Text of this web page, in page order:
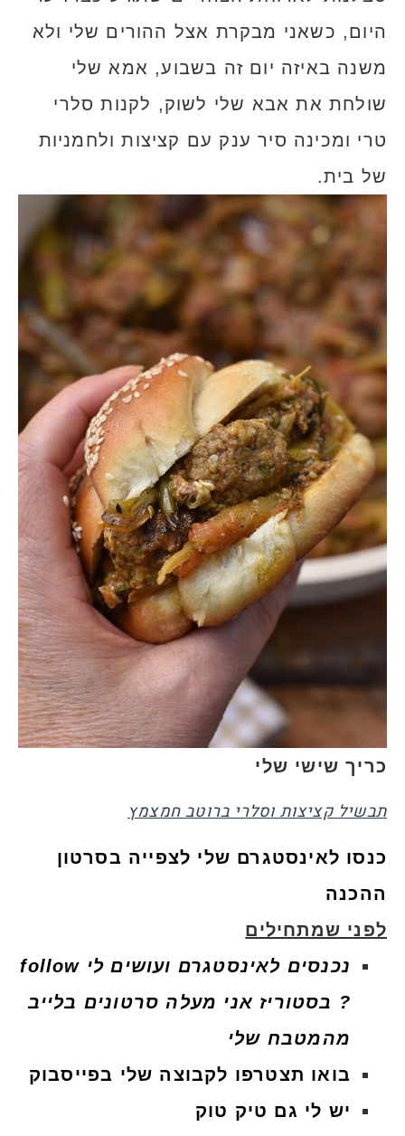
היום, כשאני מבקרת אצל ההורים שלי ולא
משנה באיזה יום זה בשבוע, אמא שלי
שולחת את אבא שלי לשוק, לקנות סלרי
טרי ומכינה סיר ענק עם קציצות ולחמניות
של בית.
כריך שישי שלי
תבשיל קציצות וסלרי ברוטב חמצמץ
כנסו לאינסטגרם שלי לצפייה בסרטון
ההכנה
לפני שמתחילים
נכנסים לאינסטגרם ועושים לי follow
? בסטוריז אני מעלה סרטונים בלייב
מהמטבח שלי
בואו תצטרפו לקבוצה שלי בפייסבוק
יש לי גם טיק טוק